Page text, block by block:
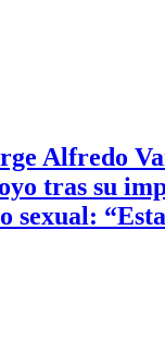
Alfredo
tras su
sexual: